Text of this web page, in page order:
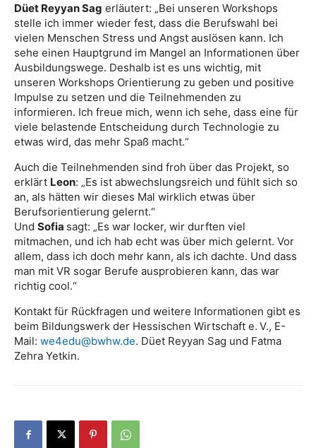
Düet Reyyan Sag erläutert: „Bei unseren Workshops
stelle ich immer wieder fest, dass die Berufswahl bei
vielen Menschen Stress und Angst auslösen kann. Ich
sehe einen Hauptgrund im Mangel an Informationen über
Ausbildungswege. Deshalb ist es uns wichtig, mit
unseren Workshops Orientierung zu geben und positive
Impulse zu setzen und die Teilnehmenden zu
informieren. Ich freue mich, wenn ich sehe, dass eine für
viele belastende Entscheidung durch Technologie zu
etwas wird, das mehr Spaß macht.“
Auch die Teilnehmenden sind froh über das Projekt, so
erklärt Leon: „Es ist abwechslungsreich und fühlt sich so
an, als hätten wir dieses Mal wirklich etwas über
Berufsorientierung gelernt.“
Und Sofia sagt: „Es war locker, wir durften viel
mitmachen, und ich hab echt was über mich gelernt. Vor
allem, dass ich doch mehr kann, als ich dachte. Und dass
man mit VR sogar Berufe ausprobieren kann, das war
richtig cool.“
Kontakt für Rückfragen und weitere Informationen gibt es
beim Bildungswerk der Hessischen Wirtschaft e. V., E-
Mail: we4edu@bwhw.de. Düet Reyyan Sag und Fatma
Zehra Yetkin.